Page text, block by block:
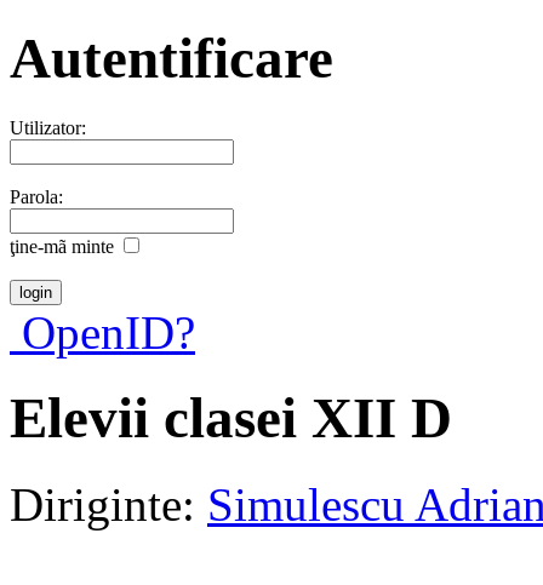
Autentificare
Utilizator:
Parola:
ţine-mã minte
OpenID?
Elevii clasei XII D
Diriginte: Simulescu